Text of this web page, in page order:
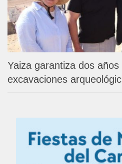
Yaiza garantiza dos
excavaciones